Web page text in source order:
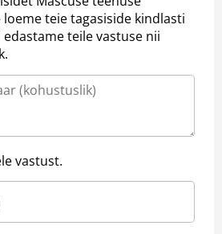
teie tagasiside kindlasti
teile vastuse nii
vastust.